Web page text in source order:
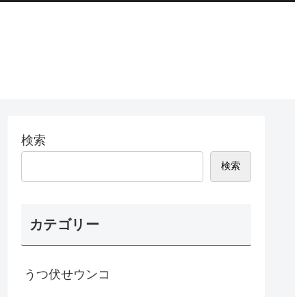
検索
検索
カテゴリー
うつ伏せウンコ